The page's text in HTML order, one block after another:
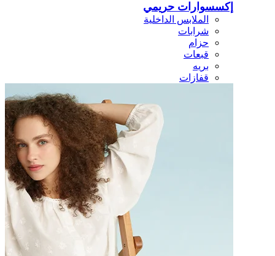
إكسسوارات حريمي
الملابس الداخلية
شرابات
حزام
قبعات
بريه
قفازات